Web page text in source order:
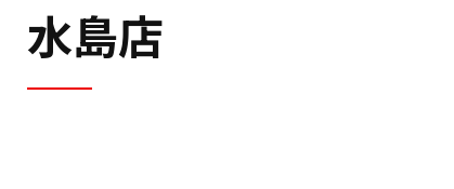
水島店